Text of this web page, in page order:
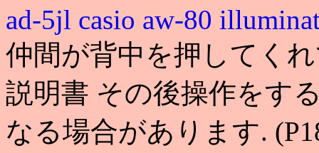
ad-5jl casio aw-80
仲間が背中を押してくれ
説明書 その後操作をす
なる場合があります.